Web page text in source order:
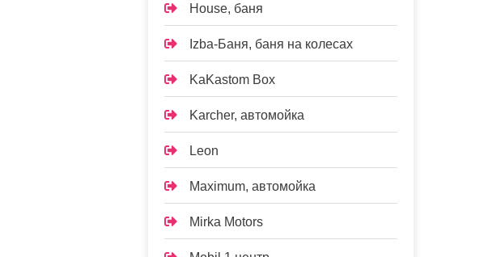
House, баня
Izba-Баня, баня на колесах
KaKastom Box
Karcher, автомойка
Leon
Maximum, автомойка
Mirka Motors